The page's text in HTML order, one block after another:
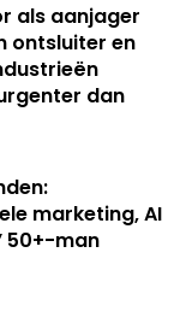
als aanjager
ontsluiter en
dan
marketing, AI
50+-man